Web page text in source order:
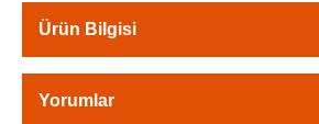
Ürün Bilgisi
Yorumlar